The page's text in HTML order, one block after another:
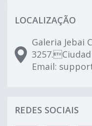
LOCALIZAÇÃO
Galeria Jebai
Email:
REDES SOCIAIS